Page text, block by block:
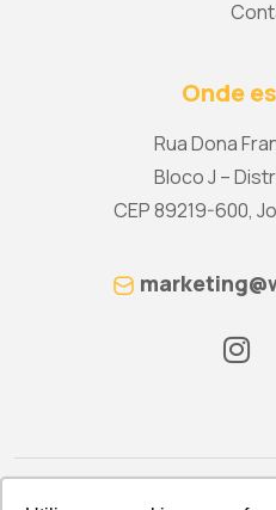
Onde
Rua Dona
Bloco J –
CEP 89219-600,